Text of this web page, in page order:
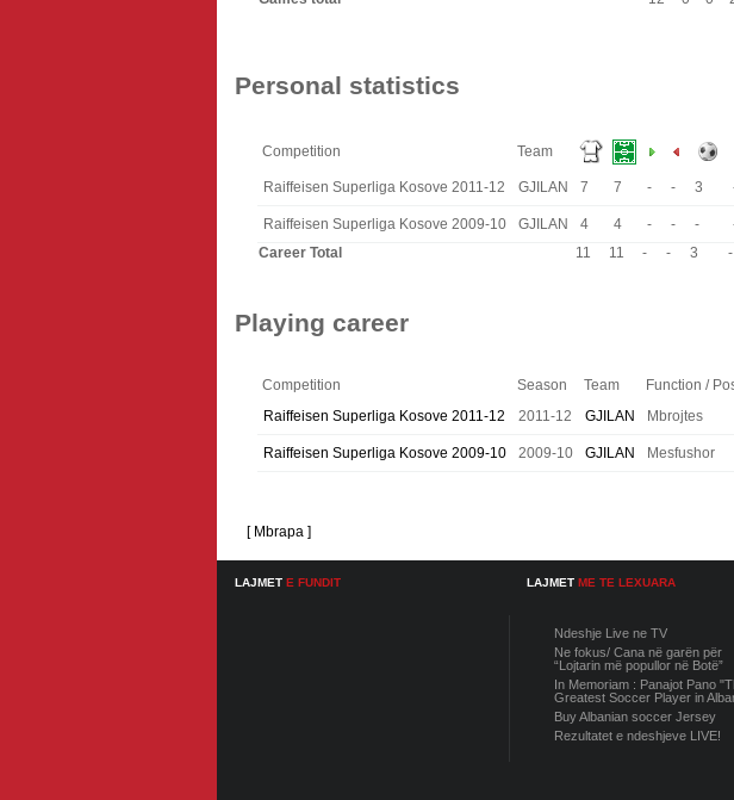
Personal statistics
Competition Team
Raiffeisen Superliga Kosove 2011-12 GJILAN 7 7 - - 3
Raiffeisen Superliga Kosove 2009-10 GJILAN 4 4 - - -
Career Total
11 11 - - 3 -
Playing career
Competition Season Team
Function /
Raiffeisen Superliga Kosove 2011-12
2011-12 GJILAN Mbrojtes
Raiffeisen Superliga Kosove 2009-10 2009-10 GJILAN Mesfushor
[ Mbrapa ]
LAJMET E FUNDIT LAJMET ME TE LEXUARA
Ndeshje Live ne TV
Ne fokus/ Cana në garën për
“Lojtarin më popullor në Botë”
In Memoriam : Panajot Pano
Greatest Soccer Player in
Buy Albanian soccer Jersey
Rezultatet e ndeshjeve LIVE!